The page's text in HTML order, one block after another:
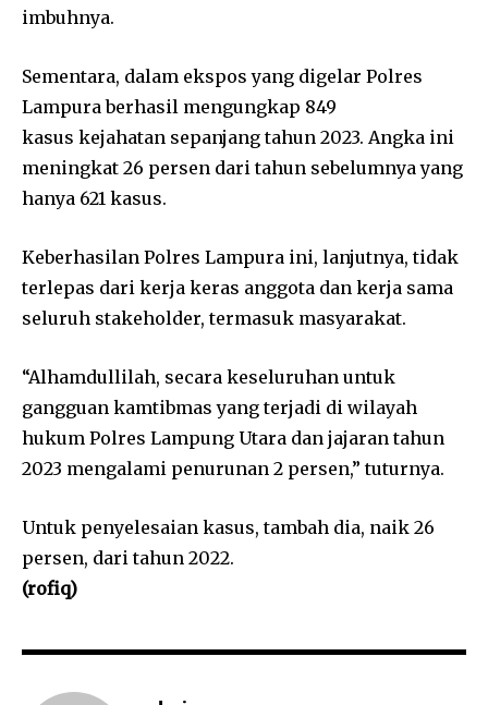
imbuhnya.
Sementara, dalam ekspos yang digelar Polres
Lampura berhasil mengungkap 849
kasus kejahatan sepanjang tahun 2023. Angka ini
meningkat 26 persen dari tahun sebelumnya yang
hanya 621 kasus.
Keberhasilan Polres Lampura ini, lanjutnya, tidak
terlepas dari kerja keras anggota dan kerja sama
seluruh stakeholder, termasuk masyarakat.
“Alhamdullilah, secara keseluruhan untuk
gangguan kamtibmas yang terjadi di wilayah
hukum Polres Lampung Utara dan jajaran tahun
2023 mengalami penurunan 2 persen,” tuturnya.
Untuk penyelesaian kasus, tambah dia, naik 26
persen, dari tahun 2022.
(rofiq)